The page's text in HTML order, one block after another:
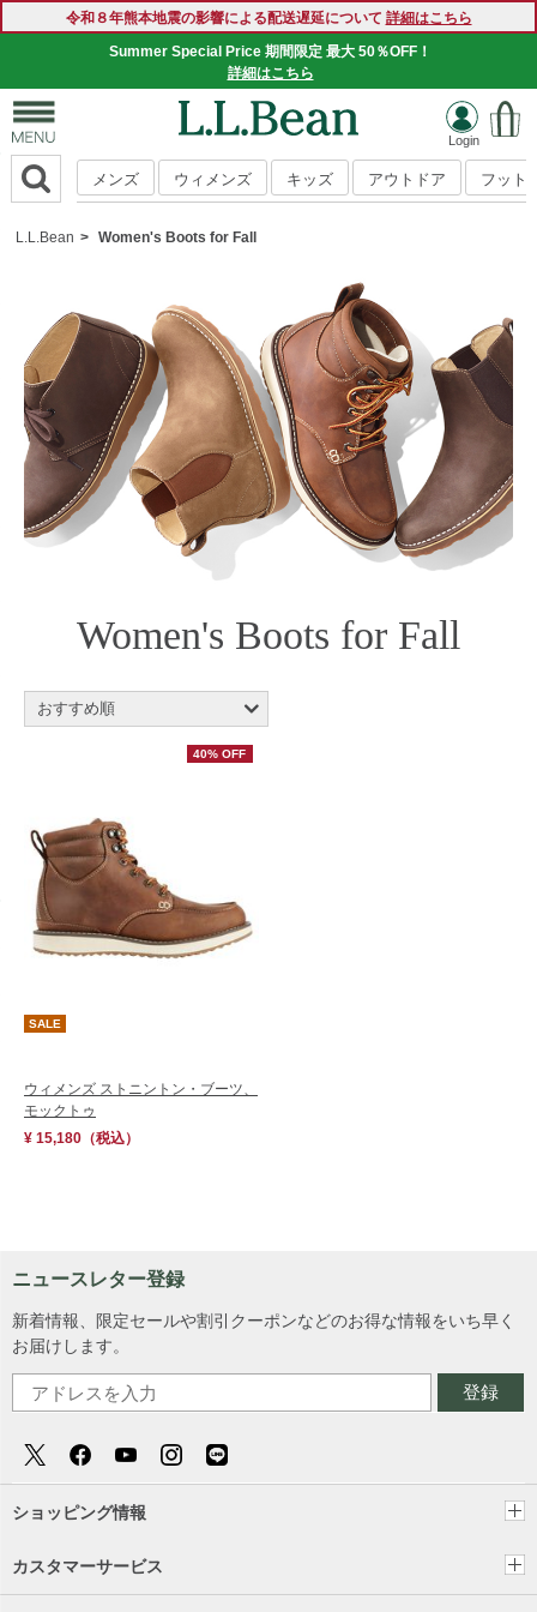
令和８年熊本地震の影響による配送遅延について 詳細はこちら
Summer Special Price 期間限定 最大 50％OFF！
詳細はこちら
メンズ ウィメンズ キッズ アウトドア フット
L.L.Bean Women's Boots for Fall
Women's Boots for Fall
おすすめ順
価格の高い順
レビュー評価順
売れてる順
在庫順
40% OFF
SALE
ウィメンズ ストニントン・ブーツ、
モックトゥ
¥ 15,180 （税込）
ニュースレター登録
新着情報、限定セールや割引クーポンなどのお得な情報をいち早く
お届けします。
登録
ショッピング情報
カスタマーサービス